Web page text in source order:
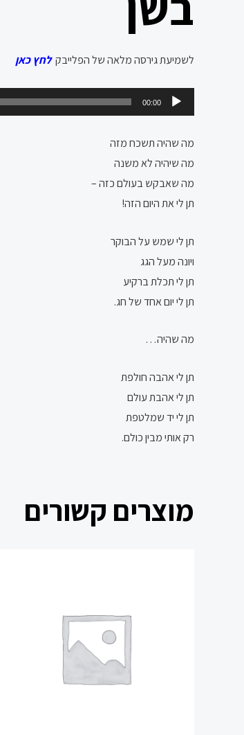
לשמיעת גירסה מלאה של הפלייבקלחץ כאן
אודיו
00:00
מה שהיה תשכח מזה
מה שיהיה לא משנה
מה שאבקש בעולם כזה –
תן לי את היום הזה!
תן לי שמש על הבוקר
ויונה מעל הגג
תן לי תכלת ברקיע
תן לי יום אחד של חג.
מה שהיה…
תן לי אהבה חולפת
תן לי אהבת עולם
תן לי יד שמלטפת
רק אותי מבין כולם.
מוצרים קשורים